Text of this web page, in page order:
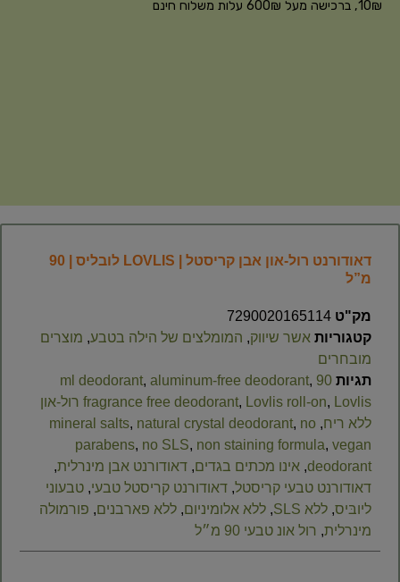
10₪, ברכישה מעל 600₪ עלות משלוח חינם
דאודורנט רול-און אבן קריסטל | LOVLIS לובליס | 90
מ”ל
מק"ט 7290020165114
קטגוריות אשר שיווק, המומלצים של הילה בטבע, מוצרים
מובחרים
תגיות 90 ml deodorant
, aluminum-free deodorant,
fragrance free deodorant, Lovlis roll-on,
Lovlis רול-און
ללא ריח,
mineral salts, natural crystal deodorant, no
parabens, no SLS, non staining formula, vegan
deodorant
, אינו מכתים בגדים, דאודורנט אבן מינרלית,
דאודורנט טבעי קריסטל, דאודורנט קריסטל טבעי, טבעוני
ליובּיס, ללא SLS , ללא אלומיניום, ללא פארבנים, פורמולה
מינרלית, רול אונ טבעי 90 מ״ל